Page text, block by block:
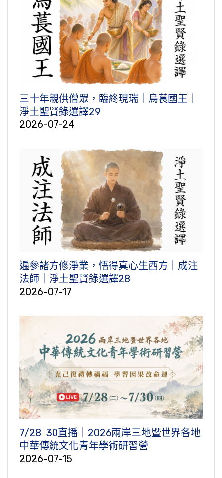
三十年親供僧眾，臨終現瑞｜烏萇國王｜
淨土聖賢錄選譯29
2026-07-24
遍參諸方修淨業，悟得真心生西方｜成注
法師｜淨土聖賢錄選譯28
2026-07-17
7/28‒30直播｜2026兩岸三地暨世界各地
中華傳統文化青年學術研習營
2026-07-15